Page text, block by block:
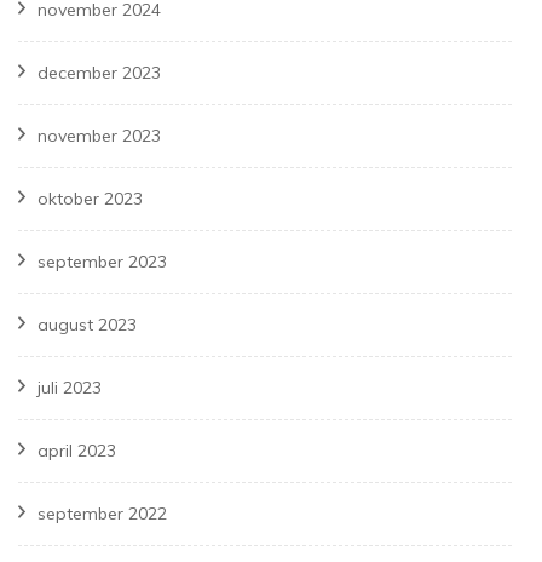
november 2024
december 2023
november 2023
oktober 2023
september 2023
august 2023
juli 2023
april 2023
september 2022